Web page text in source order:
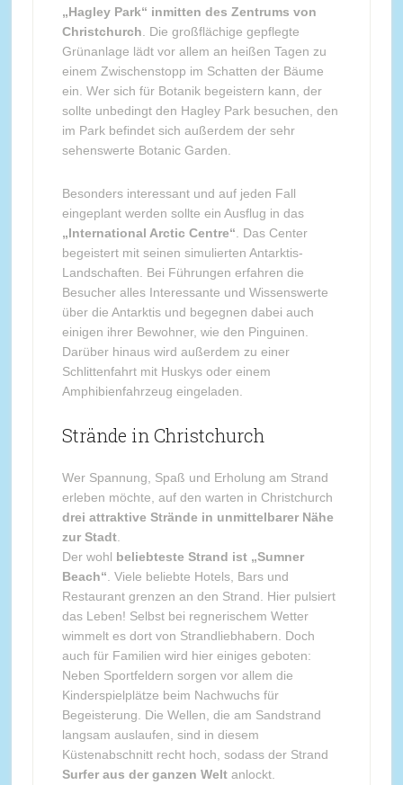
„Hagley Park“ inmitten des Zentrums von
Christchurch . Die großflächige gepflegte
Grünanlage lädt vor allem an heißen Tagen zu
einem Zwischenstopp im Schatten der Bäume
ein. Wer sich für Botanik begeistern kann, der
sollte unbedingt den Hagley Park besuchen, den
im Park befindet sich außerdem der sehr
sehenswerte Botanic Garden.
Besonders interessant und auf jeden Fall
eingeplant werden sollte ein Ausflug in das
„International Arctic Centre“ . Das Center
begeistert mit seinen simulierten Antarktis-
Landschaften. Bei Führungen erfahren die
Besucher alles Interessante und Wissenswerte
über die Antarktis und begegnen dabei auch
einigen ihrer Bewohner, wie den Pinguinen.
Darüber hinaus wird außerdem zu einer
Schlittenfahrt mit Huskys oder einem
Amphibienfahrzeug eingeladen.
Strände in Christchurch
Wer Spannung, Spaß und Erholung am Strand
erleben möchte, auf den warten in Christchurch
drei attraktive Strände in unmittelbarer Nähe
zur Stadt.
Der wohl beliebteste Strand ist „Sumner
Beach“ . Viele beliebte Hotels, Bars und
Restaurant grenzen an den Strand. Hier pulsiert
das Leben! Selbst bei regnerischem Wetter
wimmelt es dort von Strandliebhabern. Doch
auch für Familien wird hier einiges geboten:
Neben Sportfeldern sorgen vor allem die
Kinderspielplätze beim Nachwuchs für
Begeisterung. Die Wellen, die am Sandstrand
langsam auslaufen, sind in diesem
Küstenabschnitt recht hoch, sodass der Strand
Surfer aus der ganzen Weltanlockt.